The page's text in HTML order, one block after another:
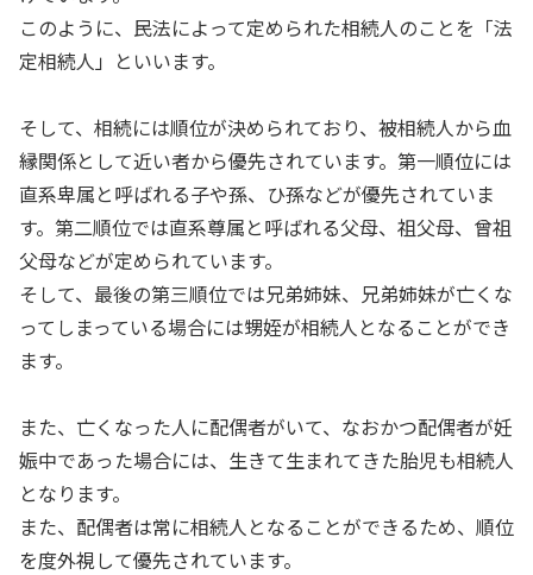
このように、民法によって定められた相続人のことを「法
定相続人」といいます。
そして、相続には順位が決められており、被相続人から血
縁関係として近い者から優先されています。第一順位には
直系卑属と呼ばれる子や孫、ひ孫などが優先されていま
す。第二順位では直系尊属と呼ばれる父母、祖父母、曾祖
父母などが定められています。
そして、最後の第三順位では兄弟姉妹、兄弟姉妹が亡くな
ってしまっている場合には甥姪が相続人となることができ
ます。
また、亡くなった人に配偶者がいて、なおかつ配偶者が妊
娠中であった場合には、生きて生まれてきた胎児も相続人
となります。
また、配偶者は常に相続人となることができるため、順位
を度外視して優先されています。